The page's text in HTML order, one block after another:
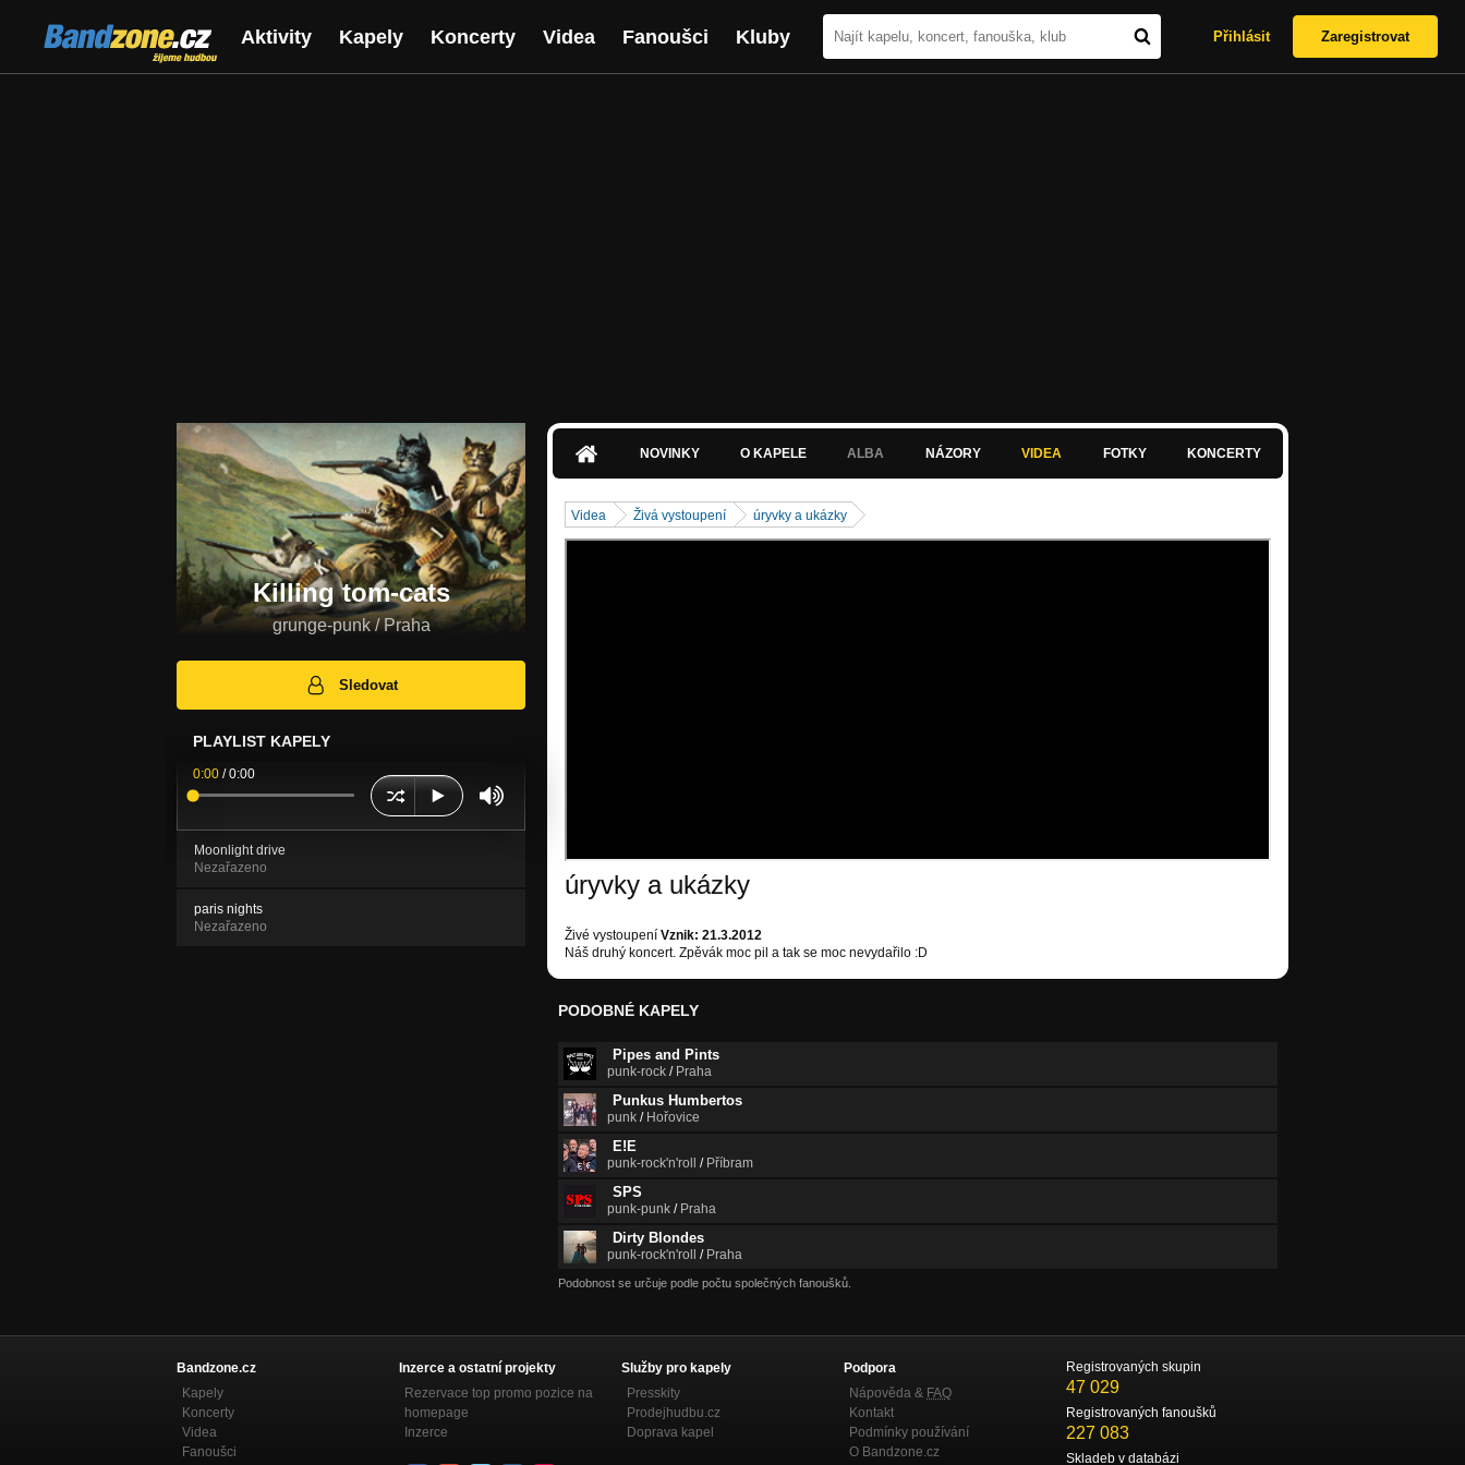
Bandzone.cz
žijeme hudbou
Aktivity Kapely Koncerty Videa Fanoušci Kluby Přihlásit Zaregistrovat
Killing tom-cats
grunge-punk / Praha
Sledovat
PLAYLIST KAPELY
0:00 /0:00
Moonlight drive
Nezařazeno
paris nights
Nezařazeno
NOVINKY O KAPELE ALBA NÁZORY VIDEA FOTKY KONCERTY
Videa Živá vystoupení úryvky a ukázky
úryvky a ukázky
Živé vystoupení Vznik: 21.3.2012
Náš druhý koncert. Zpěvák moc pil a tak se moc nevydařilo :D
PODOBNÉ KAPELY
Pipes and Pints
punk-rock / Praha
Punkus Humbertos
punk / Hořovice
E!E
punk-rock'n'roll / Příbram
SPS
punk-punk / Praha
Dirty Blondes
punk-rock'n'roll / Praha
Podobnost se určuje podle počtu společných fanoušků.
Bandzone.cz
Kapely
Koncerty
Videa
Fanoušci
Inzerce a ostatní projekty
Rezervace top promo pozice na
homepage
Inzerce
Služby pro kapely
Presskity
Prodejhudbu.cz
Doprava kapel
Podpora
Nápověda & FAQ
Kontakt
Podmínky používání
O Bandzone.cz
Registrovaných skupin
47 029
Registrovaných fanoušků
227 083
Skladeb v databázi